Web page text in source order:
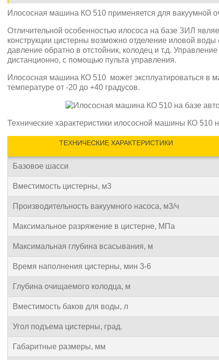
Илососная машина КО 510 применяется для вакуумной
Отличительной особенностью илососа на базе ЗИЛ
конструкции цистерны возможно отделение иловой
давление обратно в отстойник, колодец и т.д.
дистанционно, с помощью пульта управления.
Илососная машина КО 510 может эксплуатироваться в
температуре от -20 до +40 градусов.
Технические характеристики илососной машины КО 510
ТЕХНИЧЕСКИЕ ХАРАКТЕРИСТИКИ
Базовое шасси
Вместимость цистерны, м3
Производительность вакуумного насоса, м3/ч
Максимальное разряжение в цистерне, МПа
Максимальная глубина всасывания, м
Время наполнения цистерны, мин 3-6
Глубина очищаемого колодца, м
Вместимость баков для воды, л
Угол подъема цистерны, град.
Габаритные размеры, мм